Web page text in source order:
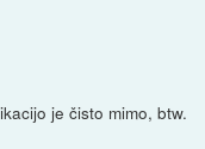
je čisto mimo, btw.